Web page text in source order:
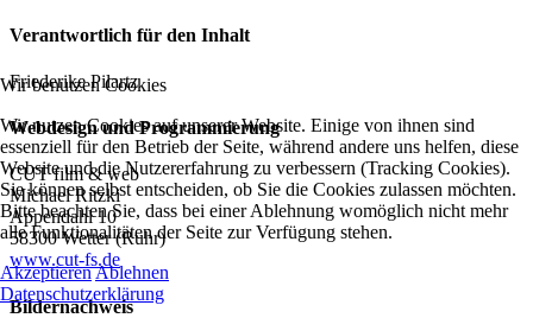
Verantwortlich für den Inhalt
Friederike Pilartz
Webdesign und Programmierung
CUT film & web
Michael Ritzki
Appendahl 10
58300 Wetter (Ruhr)
www.cut-fs.de
Bildernachweis
Wir benutzen Cookies
Wir nutzen Cookies auf unserer Website. Einige von ihnen sind
essenziell für den Betrieb der Seite, während andere uns helfen, diese
Website und die Nutzererfahrung zu verbessern (Tracking Cookies).
Sie können selbst entscheiden, ob Sie die Cookies zulassen möchten.
Bitte beachten Sie, dass bei einer Ablehnung womöglich nicht mehr
alle Funktionalitäten der Seite zur Verfügung stehen.
AkzeptierenAblehnen
Datenschutzerklärung